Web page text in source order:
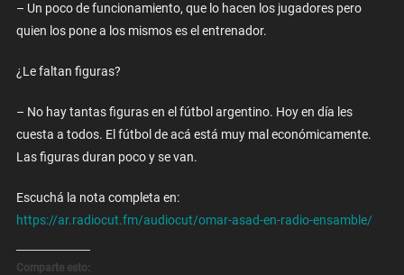
– Un poco de funcionamiento, que lo hacen los jugadores pero
quien los pone a los mismos es el entrenador.
¿Le faltan figuras?
– No hay tantas figuras en el fútbol argentino. Hoy en día les
cuesta a todos. El fútbol de acá está muy mal económicamente.
Las figuras duran poco y se van.
Escuchá la nota completa en:
https://ar.radiocut.fm/audiocut/omar-asad-en-radio-ensamble/
Comparte esto: